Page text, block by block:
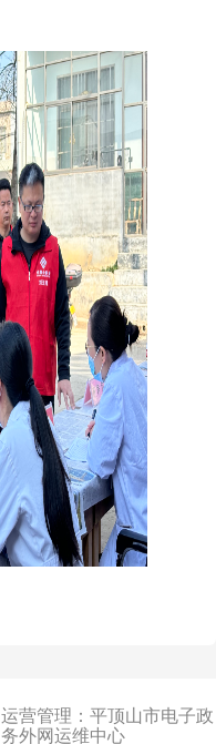
运营管理：平顶山市电子政
务外网运维中心